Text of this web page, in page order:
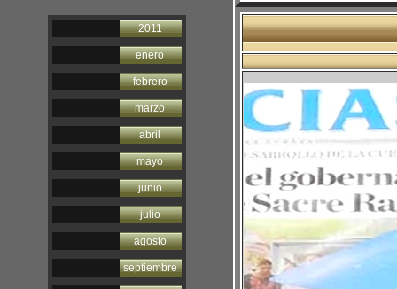
2011
enero
febrero
marzo
abril
mayo
junio
julio
agosto
septiembre